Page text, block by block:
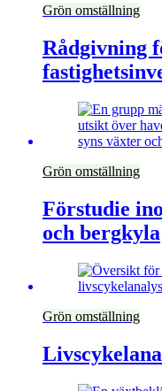
Grön omställning
Rådgivning
Grön omställning
Förstudie
och bergkyla
Grön omställning